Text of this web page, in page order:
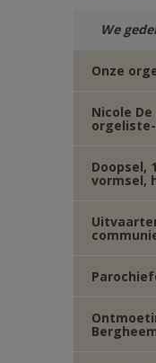
We
Onze
Nicole
Doopsel,
vormsel,